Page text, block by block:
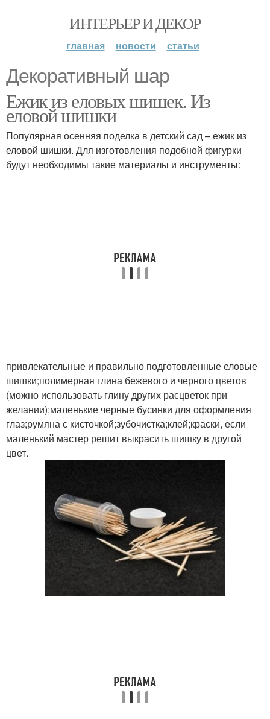
ИНТЕРЬЕР И ДЕКОР
главная новости статьи
Декоративный шар
Ежик из еловых шишек. Из
еловой шишки
Популярная осенняя поделка в детский сад – ежик из
еловой шишки. Для изготовления подобной фигурки
будут необходимы такие материалы и инструменты:
привлекательные и правильно подготовленные еловые
шишки;полимерная глина бежевого и черного цветов
(можно использовать глину других расцветок при
желании);маленькие черные бусинки для оформления
глаз;румяна с кисточкой;зубочистка;клей;краски, если
маленький мастер решит выкрасить шишку в другой
цвет.